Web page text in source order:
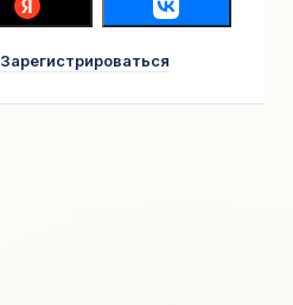
Зарегистрироваться